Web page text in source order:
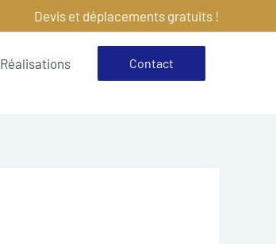
Devis et déplacements gratuits !
Réalisations Contact